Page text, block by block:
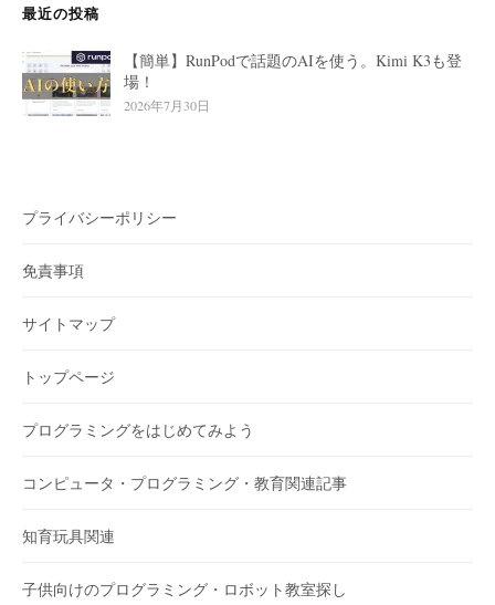
最近の投稿
【簡単】RunPodで話題のAIを使う。Kimi K3も登
場！
2026年7月30日
プライバシーポリシー
免責事項
サイトマップ
トップページ
プログラミングをはじめてみよう
コンピュータ・プログラミング・教育関連記事
知育玩具関連
子供向けのプログラミング・ロボット教室探し